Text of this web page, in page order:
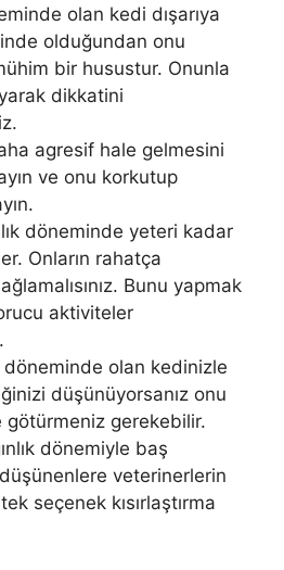
olan kedi dışarıya
olduğundan onu
bir husustur. Onunla
dikkatini
agresif hale gelmesini
ve onu korkutup
döneminde yeteri kadar
Onların rahatça
Bunu yapmak
aktiviteler
döneminde olan kedinizle
düşünüyorsanız onu
götürmeniz gerekebilir.
dönemiyle baş
veterinerlerin
seçenek kısırlaştırma